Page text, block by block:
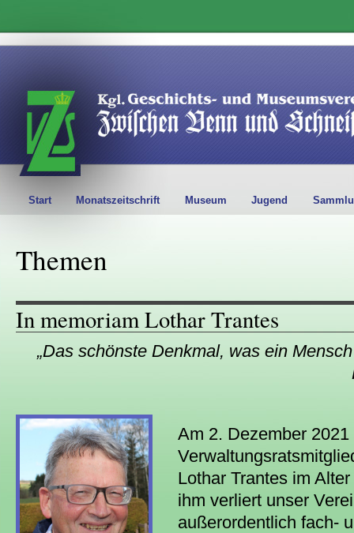
Start Monatszeitschrift Museum Jugend
Themen
In memoriam Lothar Trantes
„Das schönste Denkmal, was ein
Am 2. Dezember
Lothar Trantes im
ihm verliert unser
außerordentlich fach-